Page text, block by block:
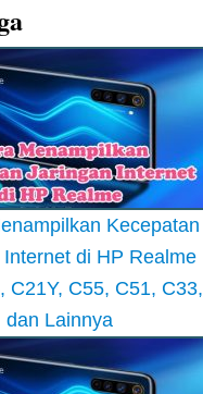
Kecepatan
di HP Realme
C21Y, C55, C51, C33,
dan Lainnya